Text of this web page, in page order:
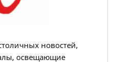
новостей,
освещающие